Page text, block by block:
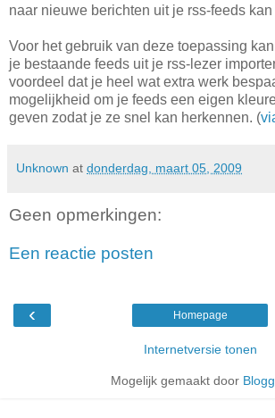
naar nieuwe berichten uit je rss-feeds
Voor het gebruik van deze toepassing
je bestaande feeds uit je rss-lezer
voordeel dat je heel wat extra werk
mogelijkheid om je feeds een eigen
geven zodat je ze snel kan herkennen. (
Unknown at donderdag, maart 05, 2009
Geen opmerkingen:
Een reactie posten
‹ Homepage
Internetversie tonen
Mogelijk gemaakt door